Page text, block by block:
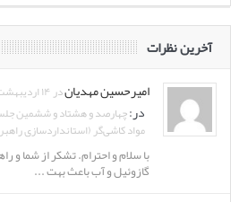
آخرین نظرات
امیرحسین مهدیاندر ۱۴ اردیبهشت
در:چهارصد و هشتاد و ششمین
مواد کاشی‌گر (استانداردسازی
با سلام و احترام. تشکر از شما و
گازوئیل و آب باعث بهت ...